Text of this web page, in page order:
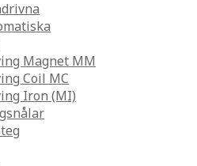
Magnet MM
Coil MC
Iron (MI)